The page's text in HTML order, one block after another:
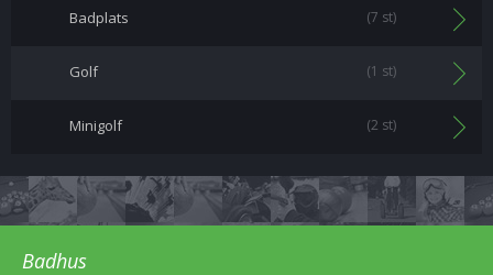
Badplats (7 st)
Golf (1 st)
Minigolf (2 st)
Badhus